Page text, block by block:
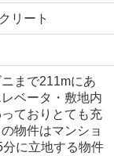
リート
まで211mにあ
ベータ・敷地内
ておりとても充
物件はマンショ
に立地する物件